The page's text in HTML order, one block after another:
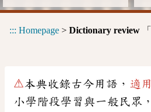
::: Homepage > Dictionary review 「
⚠本典收錄古今用語， 適
小學階段學習與一般民眾